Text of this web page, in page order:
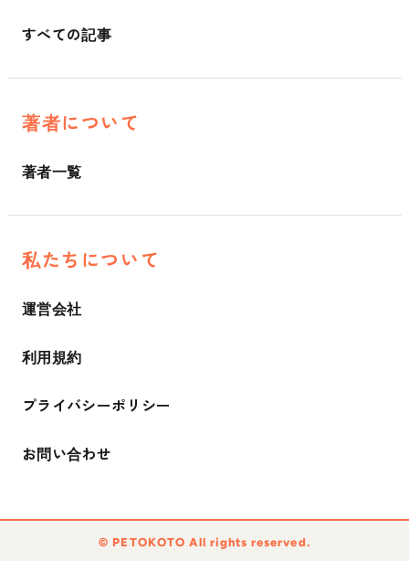
すべての記事
著者について
著者一覧
私たちについて
運営会社
利用規約
プライバシーポリシー
お問い合わせ
©︎ PETOKOTO All rights reserved.